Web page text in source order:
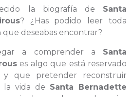
la biografía de Santa
? ¿Has podido leer toda
deseabas encontrar?
a comprender a Santa
es algo que está reservado
y que pretender reconstruir
vida de Santa Bernadette